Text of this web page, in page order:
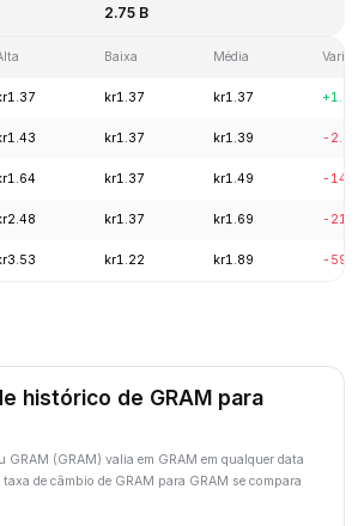
2.75 B
Baixa Média
kr1.37 kr1.37
kr1.37 kr1.39 -
kr1.37 kr1.49 -
kr1.37 kr1.69 -
kr1.22 kr1.89 -
histórico de GRAM para
GRAM (GRAM) valia em GRAM em qualquer data
de câmbio de GRAM para GRAM se compara